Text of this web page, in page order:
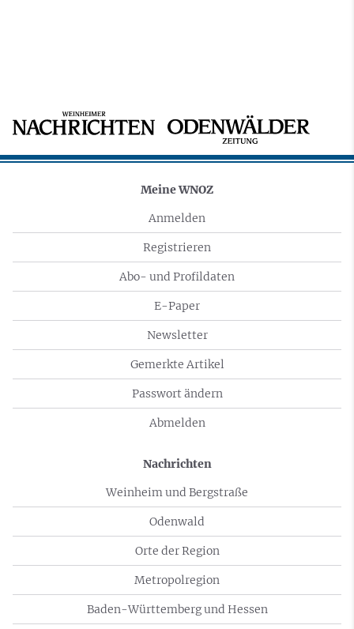
Meine WNOZ
Anmelden
Registrieren
Abo- und Profildaten
E-Paper
Newsletter
Gemerkte Artikel
Passwort ändern
Abmelden
Nachrichten
Weinheim und Bergstraße
Odenwald
Orte der Region
Metropolregion
Baden-Württemberg und Hessen